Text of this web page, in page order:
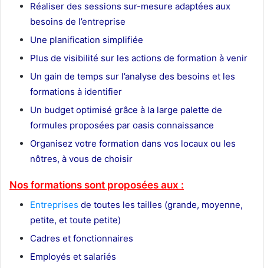
Réaliser des sessions sur-mesure adaptées aux
besoins de l’entreprise
Une planification simplifiée
Plus de visibilité sur les actions de formation à venir
Un gain de temps sur l’analyse des besoins et les
formations à identifier
Un budget optimisé grâce à la large palette de
formules proposées par oasis connaissance
Organisez votre formation dans vos locaux ou les
nôtres, à vous de choisir
Nos formations sont proposées aux :
Entreprises de toutes les tailles (grande, moyenne,
petite, et toute petite)
Cadres et fonctionnaires
Employés et salariés